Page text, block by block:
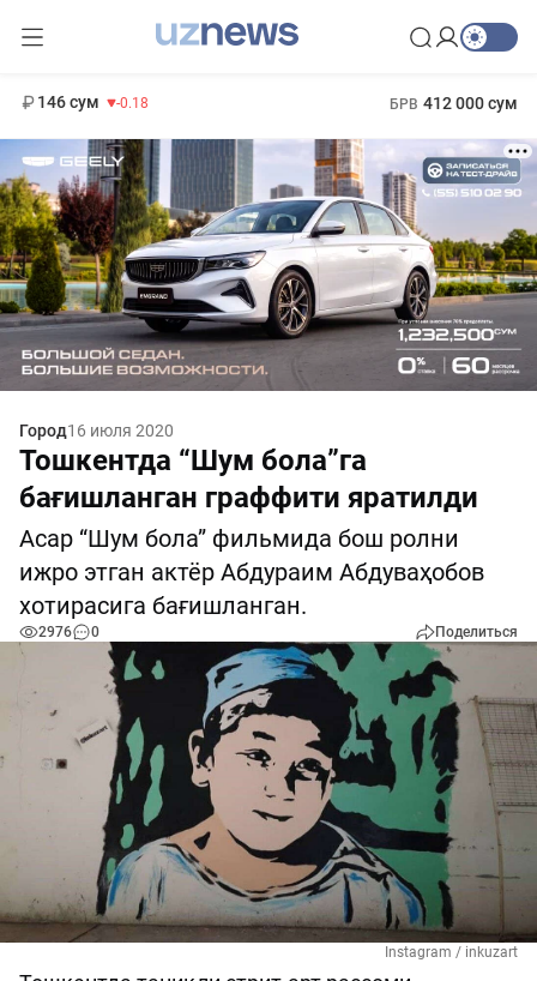
146 сум -0.18 БРВ 412 000 сум
Город16 июля 2020
Тошкентда “Шум бола”га
бағишланган граффити яратилди
Асар “Шум бола” фильмида бош ролни
ижро этган актёр Абдураим Абдуваҳобов
хотирасига бағишланган.
2976 0 Поделиться
Instagram / inkuzart